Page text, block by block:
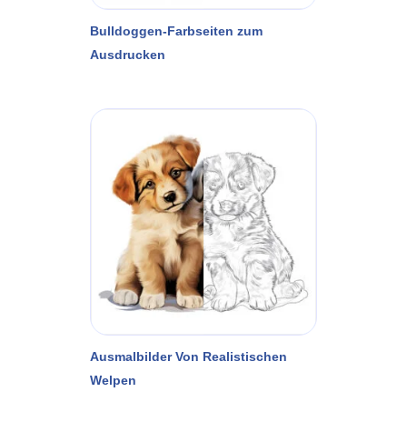
Bulldoggen-Farbseiten zum
Ausdrucken
Ausmalbilder Von Realistischen
Welpen